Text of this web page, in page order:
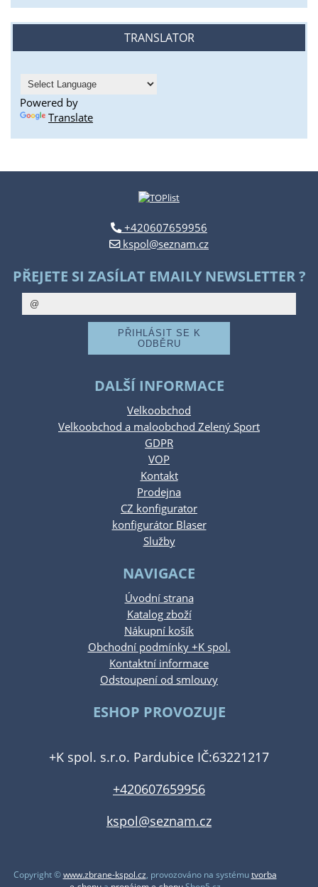
TRANSLATOR
Powered by
Translate
+420607659956
kspol@seznam.cz
PŘEJETE SI ZASÍLAT EMAILY NEWSLETTER ?
DALŠÍ INFORMACE
Velkoobchod
Velkoobchod a maloobchod Zelený Sport
GDPR
VOP
Kontakt
Prodejna
CZ konfigurator
konfigurátor Blaser
Služby
NAVIGACE
Úvodní strana
Katalog zboží
Nákupní košík
Obchodní podmínky +K spol.
Kontaktní informace
Odstoupení od smlouvy
ESHOP PROVOZUJE
+K spol. s.r.o. Pardubice IČ:63221217
+420607659956
kspol@seznam.cz
Copyright ©www.zbrane-kspol.cz, provozováno na systémutvorba